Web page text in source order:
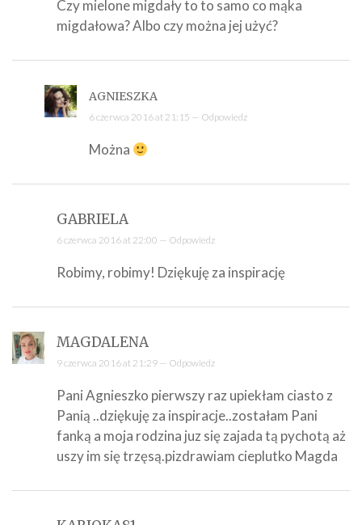
Czy mielone migdały to to samo co mąka
migdałowa? Albo czy można jej użyć?
AGNIESZKA
6 czerwca 2016 at 21:15 — Odpowiedz
Można
GABRIELA
6 czerwca 2016 at 22:00 — Odpowiedz
Robimy, robimy! Dziękuję za inspirację
MAGDALENA
9 czerwca 2016 at 21:29 — Odpowiedz
Pani Agnieszko pierwszy raz upiekłam ciasto z
Panią ..dziękuję za inspiracje..zostałam Pani
fanką a moja rodzina juz się zajada tą pychotą aż
uszy im się trzęsą.pizdrawiam cieplutko Magda